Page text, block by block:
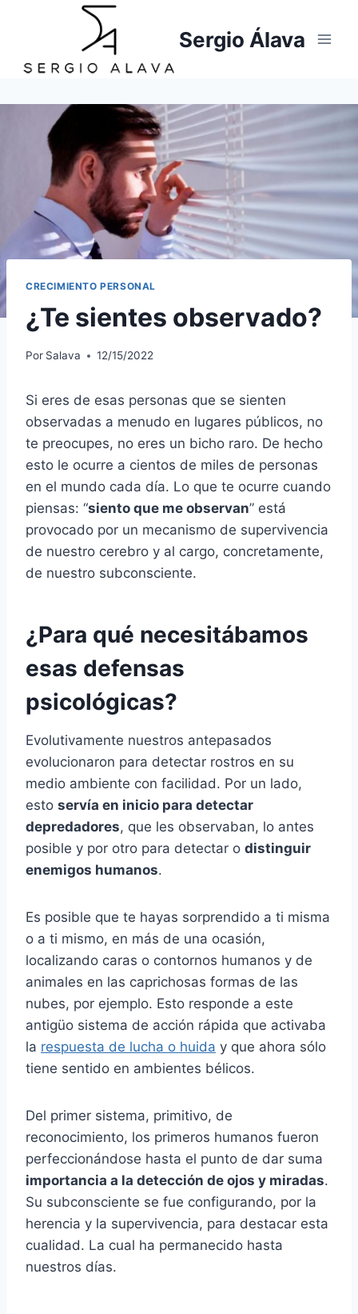
Sergio Álava
CRECIMIENTO PERSONAL
¿Te sientes observado?
Por Salava 12/15/2022
Si eres de esas personas que se sienten
observadas a menudo en lugares públicos, no
te preocupes, no eres un bicho raro. De hecho
esto le ocurre a cientos de miles de personas
en el mundo cada día. Lo que te ocurre cuando
piensas: “siento que me observan” está
provocado por un mecanismo de supervivencia
de nuestro cerebro y al cargo, concretamente,
de nuestro subconsciente.
¿Para qué necesitábamos
esas defensas
psicológicas?
Evolutivamente nuestros antepasados
evolucionaron para detectar rostros en su
medio ambiente con facilidad. Por un lado,
esto servía en inicio para detectar
depredadores, que les observaban, lo antes
posible y por otro para detectar o distinguir
enemigos humanos.
Es posible que te hayas sorprendido a ti misma
o a ti mismo, en más de una ocasión,
localizando caras o contornos humanos y de
animales en las caprichosas formas de las
nubes, por ejemplo. Esto responde a este
antigüo sistema de acción rápida que activaba
la respuesta de lucha o huida y que ahora sólo
tiene sentido en ambientes bélicos.
Del primer sistema, primitivo, de
reconocimiento, los primeros humanos fueron
perfeccionándose hasta el punto de dar suma
importancia a la detección de ojos y miradas.
Su subconsciente se fue configurando, por la
herencia y la supervivencia, para destacar esta
cualidad. La cual ha permanecido hasta
nuestros días.